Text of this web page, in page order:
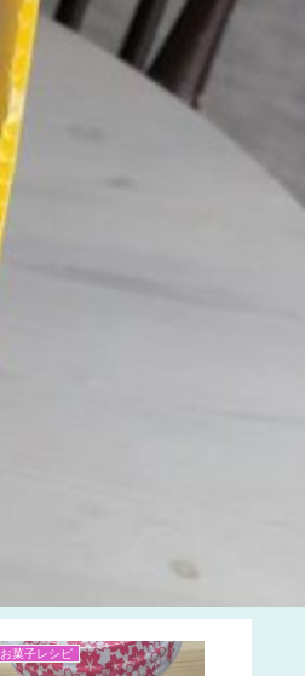
お菓子レシピ